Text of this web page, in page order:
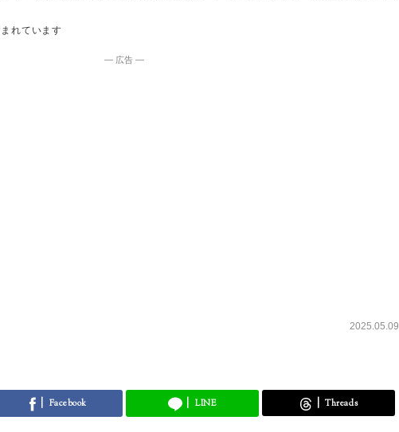
れています
― 広告 ―
2025.05.09
Facebook LINE Threads